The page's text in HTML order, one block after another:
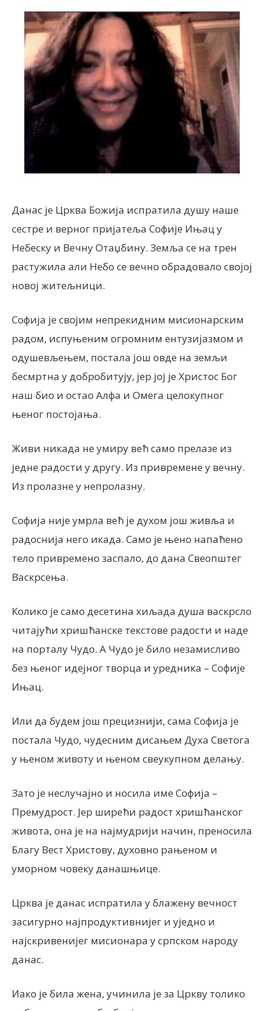
Данас је Црква Божија испратила душу наше
сестре и верног пријатеља Софије Ињац у
Небеску и Вечну Отаџбину. Земља се на трен
растужила али Небо се вечно обрадовало својој
новој житељници.
Софија је својим непрекидним мисионарским
радом, испуњеним огромним ентузијазмом и
одушевљењем, постала још овде на земљи
бесмртна у добробитују, јер јој је Христос Бог
наш био и остао Алфа и Омега целокупног
њеног постојања.
Живи никада не умиру већ само прелазе из
једне радости у другу. Из привремене у вечну.
Из пролазне у непролазну.
Софија није умрла већ је духом још живља и
радоснија него икада. Само је њено напаћено
тело привремено заспало, до дана Свеопштег
Васкрсења.
Колико је само десетина хиљада душа васкрсло
читајући хришћанске текстове радости и наде
на порталу Чудо. А Чудо је било незамисливо
без њеног идејног творца и уредника – Софије
Ињац.
Или да будем још прецизнији, сама Софија је
постала Чудо, чудесним дисањем Духа Светога
у њеном животу и њеном свеукупном делању.
Зато је неслучајно и носила име Софија –
Премудрост. Јер ширећи радост хришћанског
живота, она је на најмудрији начин, преносила
Благу Вест Христову, духовно рањеном и
уморном човеку данашњице.
Црква је данас испратила у блажену вечност
засигурно најпродуктивнијег и уједно и
најскривенијег мисионара у српском народу
данас.
Иако је била жена, учинила је за Цркву толико